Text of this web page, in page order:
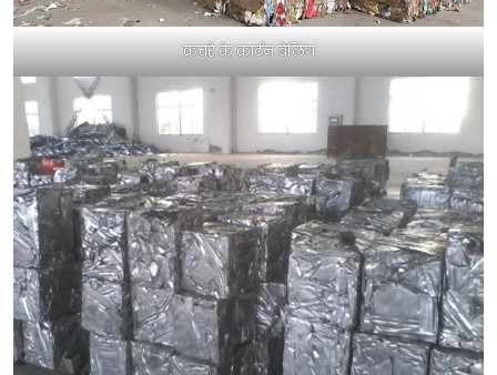
कचरे के कार्टन बेलिंग